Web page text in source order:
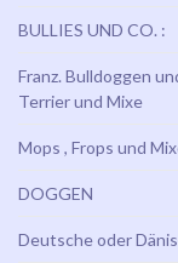
BULLIES UND CO. :
Franz. Bulldoggen
Terrier und Mixe
Mops , Frops und
DOGGEN
Deutsche oder